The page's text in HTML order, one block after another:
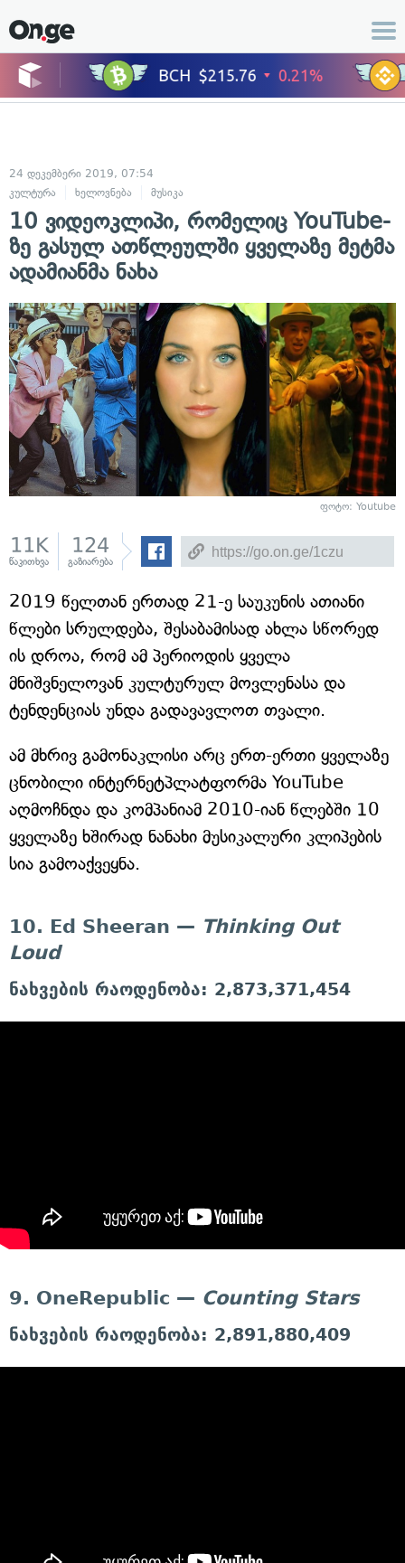
24 დეკემბერი 2019, 07:54
კულტურა
ხელოვნება მუსიკა
10 ვიდეოკლიპი, რომელიც YouTube-
ზე გასულ ათწლეულში ყველაზე მეტმა
ადამიანმა ნახა
ფოტო: Youtube
11K
წაკითხვა
124
გაზიარება
2019 წელთან ერთად 21-ე საუკუნის ათიანი
წლები სრულდება, შესაბამისად ახლა სწორედ
ის დროა, რომ ამ პერიოდის ყველა
მნიშვნელოვან კულტურულ მოვლენასა და
ტენდენციას უნდა გადავავლოთ თვალი.
ამ მხრივ გამონაკლისი არც ერთ-ერთი ყველაზე
ცნობილი ინტერნეტპლატფორმა YouTube
აღმოჩნდა და კომპანიამ 2010-იან წლებში 10
ყველაზე ხშირად ნანახი მუსიკალური კლიპების
სია გამოაქვეყნა.
10. Ed Sheeran — Thinking Out
Loud
ნახვების რაოდენობა: 2,873,371,454
9. OneRepublic — Counting Stars
ნახვების რაოდენობა: 2,891,880,409